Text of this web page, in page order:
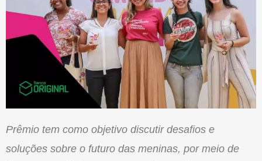
Prêmio tem como objetivo discutir desafios e
soluções sobre o futuro das meninas, por meio de